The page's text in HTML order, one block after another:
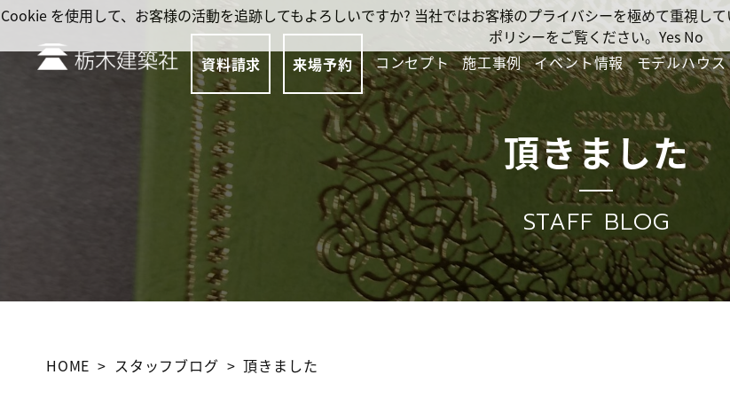
資料請求 来場予約 コンセプト 施工事例 イベント情報 モデルハウス
頂きました
STAFF BLOG
HOME スタッフブログ 頂きました
Cookie を使用して、お客様の活動を追跡してもよろしいですか? 当社ではお客様のプライバシーを極めて重視し
ポリシーをご覧ください。 Yes No